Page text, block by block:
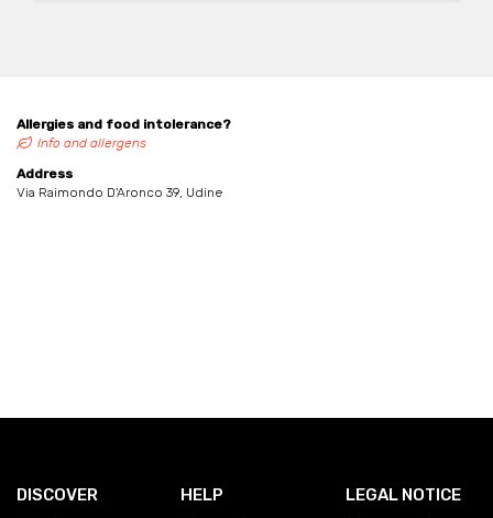
Allergies and food intolerance?
Info and allergens
Address
Via Raimondo D'Aronco 39, Udine
DISCOVER HELP LEGAL NOTICE